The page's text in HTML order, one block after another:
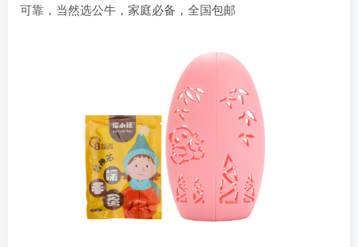
可靠，当然选公牛，家庭必备，全国包邮